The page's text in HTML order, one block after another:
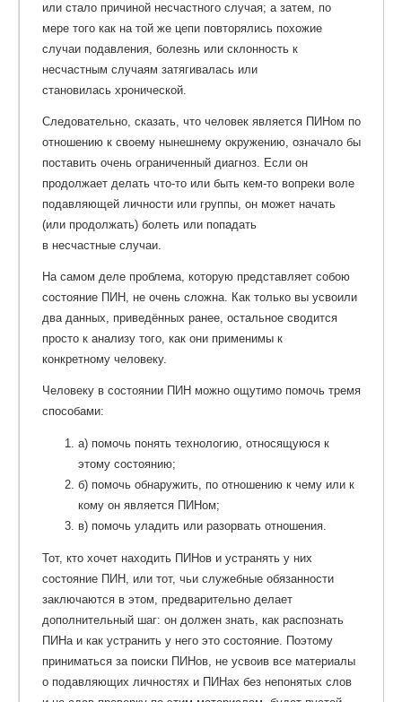
или стало причиной несчастного случая; а затем, по
мере того как на той же цепи повторялись похожие
случаи подавления, болезнь или склонность к
несчастным случаям затягивалась или
становилась хронической.
Следовательно, сказать, что человек является ПИНом по
отношению к своему нынешнему окружению, означало бы
поставить очень ограниченный диагноз. Если он
продолжает делать что-то или быть кем-то вопреки воле
подавляющей личности или группы, он может начать
(или продолжать) болеть или попадать
в несчастные случаи.
На самом деле проблема, которую представляет собою
состояние ПИН, не очень сложна. Как только вы усвоили
два данных, приведённых ранее, остальное сводится
просто к анализу того, как они применимы к
конкретному человеку.
Человеку в состоянии ПИН можно ощутимо помочь тремя
способами:
a) помочь понять технологию, относящуюся к
этому состоянию;
б) помочь обнаружить, по отношению к чему или к
кому он является ПИНом;
в) помочь уладить или разорвать отношения.
Тот, кто хочет находить ПИНов и устранять у них
состояние ПИН, или тот, чьи служебные обязанности
заключаются в этом, предварительно делает
дополнительный шаг: он должен знать, как распознать
ПИНа и как устранить у него это состояние. Поэтому
приниматься за поиски ПИНов, не усвоив все материалы
о подавляющих личностях и ПИНах без непонятых слов